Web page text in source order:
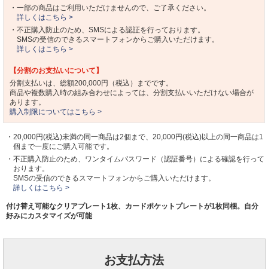
・一部の商品はご利用いただけませんので、ご了承ください。
詳しくはこちら >
・不正購入防止のため、SMSによる認証を行っております。
SMSの受信のできるスマートフォンからご購入いただけます。
詳しくはこちら >
【分割のお支払いについて】
分割支払いは、総額200,000円（税込）までです。
商品や複数購入時の組み合わせによっては、分割支払いいただけない場合が
あります。
購入制限についてはこちら >
・20,000円(税込)未満の同一商品は2個まで、20,000円(税込)以上の同一商品は1
個まで一度にご購入可能です。
・不正購入防止のため、ワンタイムパスワード（認証番号）による確認を行って
おります。
SMSの受信のできるスマートフォンからご購入いただけます。
詳しくはこちら >
付け替え可能なクリアプレート1枚、カードポケットプレートが1枚同梱。自分
好みにカスタマイズが可能
お支払方法